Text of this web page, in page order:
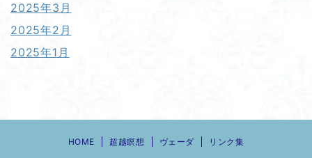
2025年3月
2025年2月
2025年1月
HOME 超越瞑想 ヴェーダ リンク集